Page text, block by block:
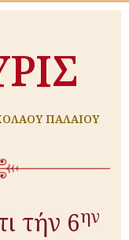
ΠΑΛΑΙΟΥ
τήν 6ην